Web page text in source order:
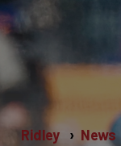
Ridley News